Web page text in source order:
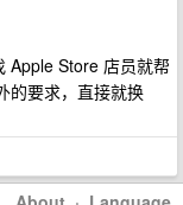
Apple Store 店员就帮
的要求，直接就换